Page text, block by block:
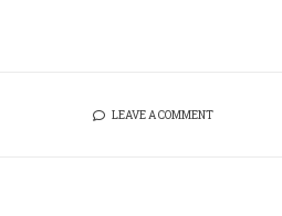
LEAVE A COMMENT